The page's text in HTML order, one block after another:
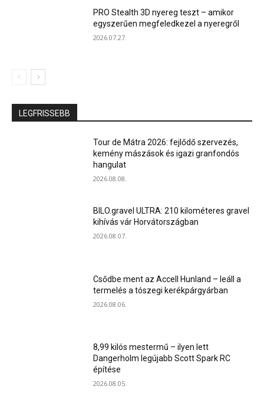
PRO Stealth 3D nyereg teszt – amikor
egyszerűen megfeledkezel a nyeregről
2026.07.27.
LEGFRISSEBB
Tour de Mátra 2026: fejlődő szervezés,
kemény mászások és igazi granfondós
hangulat
2026.08.08.
BILO.gravel ULTRA: 210 kilométeres gravel
kihívás vár Horvátországban
2026.08.07.
Csődbe ment az Accell Hunland – leáll a
termelés a tószegi kerékpárgyárban
2026.08.06.
8,99 kilós mestermű – ilyen lett
Dangerholm legújabb Scott Spark RC
építése
2026.08.05.